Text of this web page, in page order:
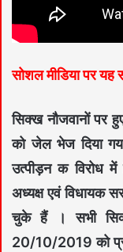
सोशल मीडिया पर यह
सिक्ख नौजवानों पर
को जेल भेज दिया
उत्पीड़न क विरोध में
अध्यक्ष एवं विधायक
चुके हैं । सभी
20/10/2019 को